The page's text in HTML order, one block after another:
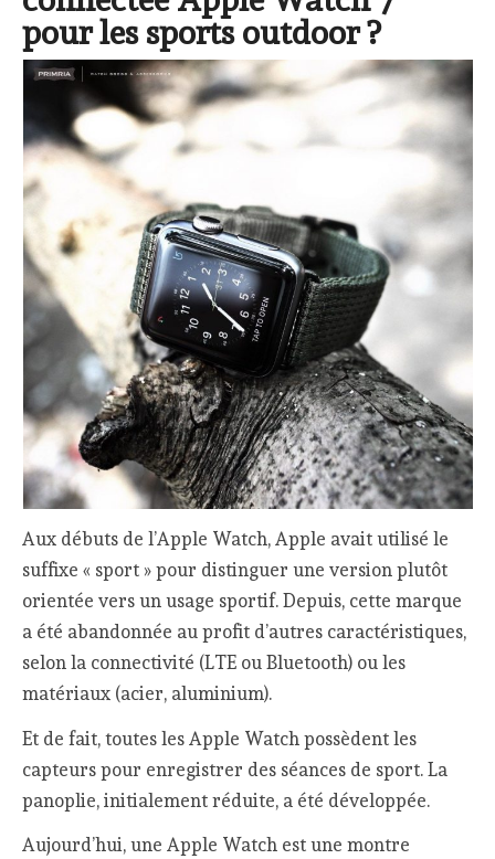
pour les sports outdoor ?
Aux débuts de l’Apple Watch, Apple avait utilisé le
suffixe « sport » pour distinguer une version plutôt
orientée vers un usage sportif. Depuis, cette marque
a été abandonnée au profit d’autres caractéristiques,
selon la connectivité (LTE ou Bluetooth) ou les
matériaux (acier, aluminium).
Et de fait, toutes les Apple Watch possèdent les
capteurs pour enregistrer des séances de sport. La
panoplie, initialement réduite, a été développée.
Aujourd’hui, une Apple Watch est une montre